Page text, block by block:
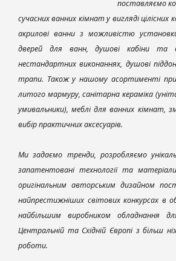
поставляємо
сучасних ванних кімнат у вигляді цілісних
акрилові ванни з можливістю
дверей для ванн, душові кабіни та
нестандартних виконаннях, душові
трапи. Також у нашому асортименті
литого мармуру, санітарна кераміка
умивальники), меблі для ванних кімнат,
вибір практичних аксесуарів.
Ми задаємо тренди, розробляємо
запатентовані технології та
оригінальним авторським дизайном
найпрестижніших світових конкурсах в
найбільшим виробником обладнання
Центральній та Східній Європі з більш
роботи.